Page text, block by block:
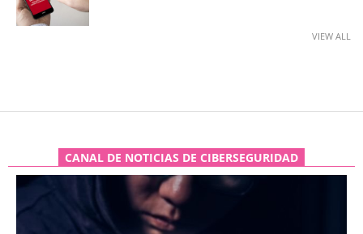
VIEW ALL
CANAL DE NOTICIAS DE CIBERSEGURIDAD